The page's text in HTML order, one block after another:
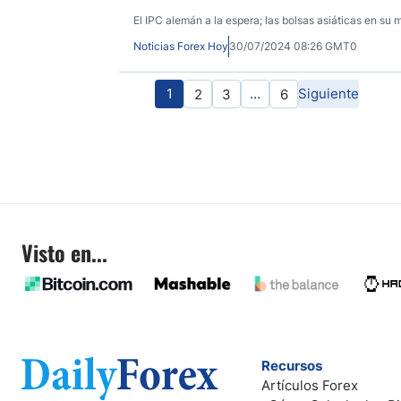
El IPC alemán a la espera; las bolsas asiáticas en su
Noticias Forex Hoy 30/07/2024 08:26 GMT0
1 2 3 … 6 Siguiente
Visto en...
Recursos
Artículos Forex